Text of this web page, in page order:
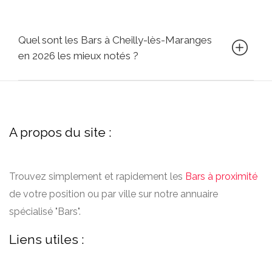
Quel sont les Bars à Cheilly-lès-Maranges
en 2026 les mieux notés ?
A propos du site :
Trouvez simplement et rapidement les Bars à proximité
de votre position ou par ville sur notre annuaire
spécialisé "Bars".
Liens utiles :